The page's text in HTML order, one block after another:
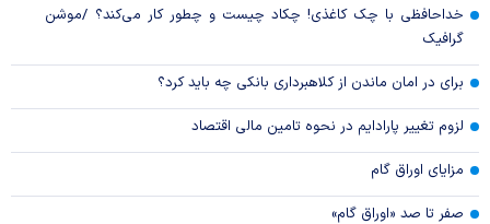
خداحافظی با چک کاغذی! چکاد چیست و چطور کار می‌کند؟ /موشن
گرافیک
برای در امان ماندن از کلاهبرداری بانکی چه باید کرد؟
لزوم تغییر پارادایم در نحوه تامین مالی اقتصاد
مزایای اوراق گام
صفر تا صد «اوراق گام»